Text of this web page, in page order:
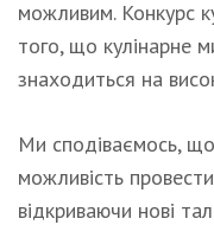
можливим. Конкурс
того, що кулінарне
знаходиться на
Ми сподіваємось,
можливість
відкриваючи нові